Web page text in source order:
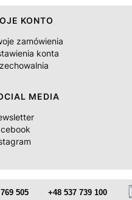
KONTO
zamówienia
konta
MEDIA
505 +48 537 739 100